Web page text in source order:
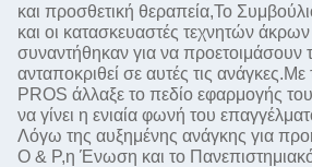
και προσθετική θεραπεία,Το
και οι κατασκευαστές τεχνητών
συναντήθηκαν για να προετοιμάσουν
ανταποκριθεί σε αυτές τις ανάγκες.Με
PROS άλλαξε το πεδίο εφαρμογής του
να γίνει η ενιαία φωνή του
Λόγω της αυξημένης ανάγκης για
O & P,η Ένωση και το